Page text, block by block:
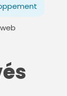
web